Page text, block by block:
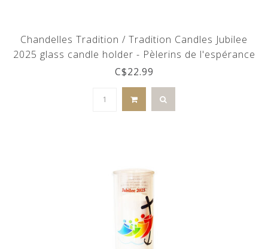
Chandelles Tradition / Tradition Candles Jubilee
2025 glass candle holder - Pèlerins de l'espérance
(French)
C$22.99